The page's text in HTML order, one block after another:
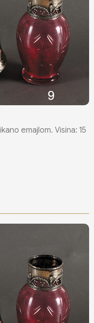
emajlom. Visina: 15